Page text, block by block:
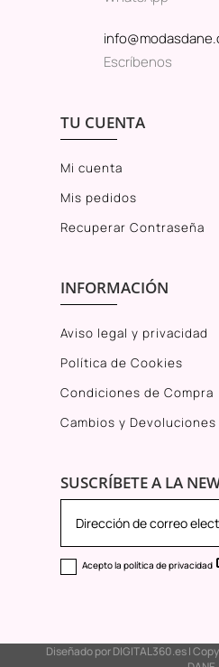
Escríbenos
TU CUENTA
Mi cuenta
Mis pedidos
Recuperar Contraseña
INFORMACIÓN
Aviso legal y privacidad
Política de Cookies
Condiciones de Compra
Cambios y Devoluciones
SUSCRÍBETE A LA
Acepto la política de privacidad
Diseñado porDIGITAL360.esI